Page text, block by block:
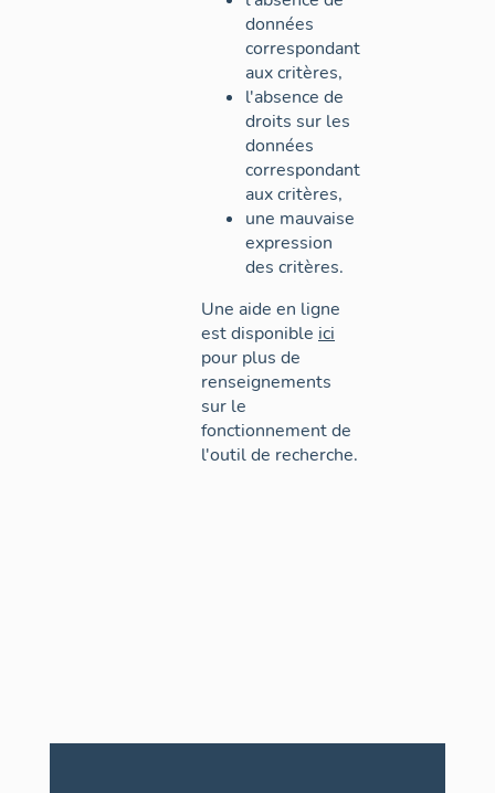
données
correspondant
aux critères,
l'absence de
droits sur les
données
correspondant
aux critères,
une mauvaise
expression
des critères.
Une aide en ligne
est disponible ici
pour plus de
renseignements
sur le
fonctionnement de
l'outil de recherche.